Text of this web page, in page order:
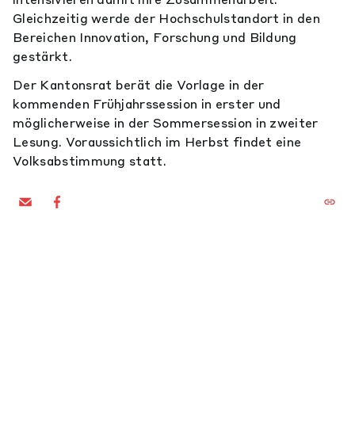
Gleichzeitig werde der Hochschulstandort in den
Bereichen Innovation, Forschung und Bildung
gestärkt.
Der Kantonsrat berät die Vorlage in der
kommenden Frühjahrssession in erster und
möglicherweise in der Sommersession in zweiter
Lesung. Voraussichtlich im Herbst findet eine
Volksabstimmung statt.